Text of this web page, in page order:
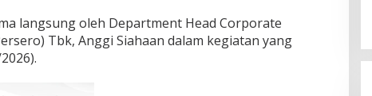
langsung oleh Department Head Corporate
Tbk, Anggi Siahaan dalam kegiatan yang